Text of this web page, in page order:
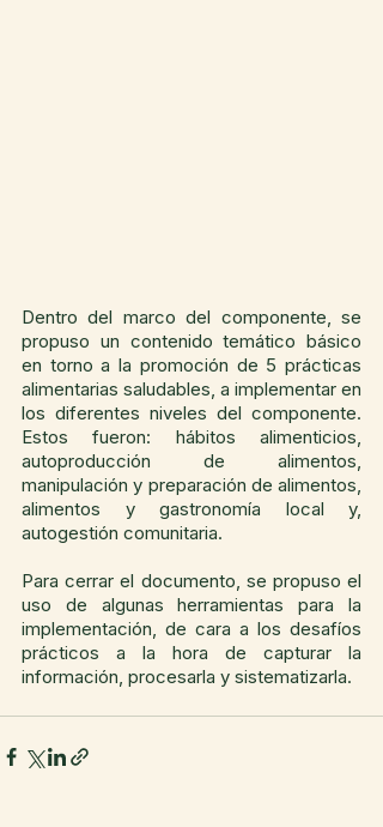
Dentro del marco del componente, se
propuso un contenido temático básico
en torno a la promoción de 5 prácticas
alimentarias saludables, a implementar en
los diferentes niveles del componente.
Estos fueron: hábitos alimenticios,
autoproducción de alimentos,
manipulación y preparación de alimentos,
alimentos y gastronomía local y,
autogestión comunitaria.
Para cerrar el documento, se propuso el
uso de algunas herramientas para la
implementación, de cara a los desafíos
prácticos a la hora de capturar la
información, procesarla y sistematizarla.